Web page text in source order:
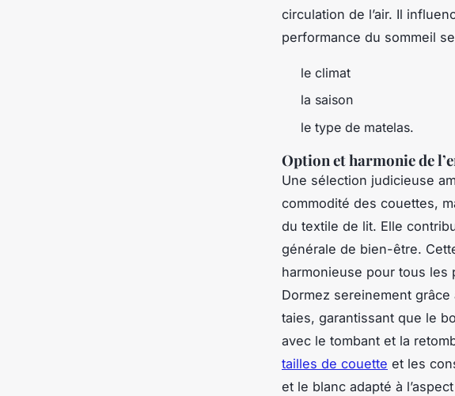
circulation de l’air. Il
performance du sommeil
le climat
la saison
le type de matelas.
Option et harmonie de
Une sélection judicieuse
commodité des couettes,
du textile de lit. Elle
générale de bien-être.
harmonieuse pour tous
Dormez sereinement
taies, garantissant que le
avec le tombant et la
tailles de couette et les
et le blanc adapté à